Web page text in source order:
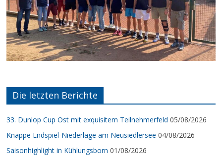
Die letzten Berichte
33. Dunlop Cup Ost mit exquisitem Teilnehmerfeld 05/08/2026
Knappe Endspiel-Niederlage am Neusiedlersee 04/08/2026
Saisonhighlight in Kühlungsborn 01/08/2026